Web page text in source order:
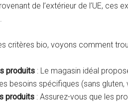
de l’extérieur de l’UE,
critères bio, voyons comment
produits : Le magasin idéal
besoins spécifiques (sans gluten,
produits : Assurez-vous que les